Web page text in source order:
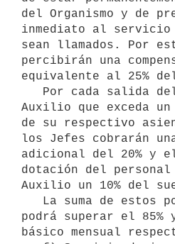
del Organismo y de
inmediato al servicio
sean llamados. Por
percibirán una
equivalente al 25%
Auxilio que exceda un
de su respectivo
los Jefes cobrarán
adicional del 20% y
dotación del
Auxilio un 10% del
podrá superar el 85%
básico mensual